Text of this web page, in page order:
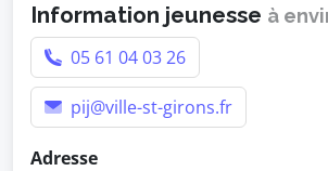
Information jeunesse à
05 61 04 03 26
pij@ville-st-girons.fr
Adresse